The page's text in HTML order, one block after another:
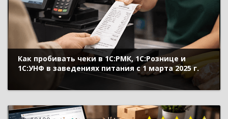
Как пробивать чеки в 1С:РМК, 1С:Рознице и
1С:УНФ в заведениях питания с 1 марта 2025 г.